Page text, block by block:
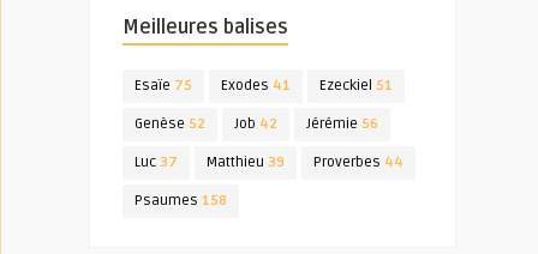
Meilleures balises
Esaïe 75 Exodes 41 Ezeckiel 51
Genèse 52 Job 42 Jérémie 56
Luc 37 Matthieu 39 Proverbes 44
Psaumes 158